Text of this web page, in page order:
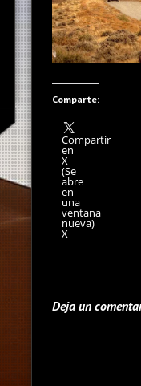
Comparte:
Compartir
en
X
(Se
abre
en
una
ventana
nueva)
X
Deja un